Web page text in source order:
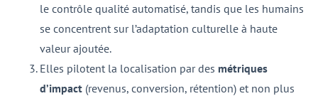
le contrôle qualité automatisé, tandis que les humains
se concentrent sur l’adaptation culturelle à haute
valeur ajoutée.
Elles pilotent la localisation par des métriques
d’impact (revenus, conversion, rétention) et non plus